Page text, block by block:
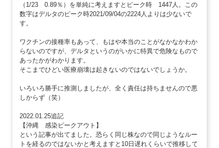
（1/23 0.89％）を単純に考えますとピーク時 1447人。この
数字はデルタのピーク時2021/09/04の2224人よりは少ないで
す。
ワクチンの接種率もあって、もはや本当のことがなかなかわか
らないのですが、デルタというのがいかに特異で危険なもので
あったかがわかります。
そこまでひどい医療崩壊は起きないのではないでしょうか。
いろいろ勝手に推測しましたが、全く責任は持ちませんので悪
しからず（笑）
2022.01.25追記
【沖縄 感染ピークアウト】
という記事が出てました。恐らく同じ株なので同じようなルー
トを経るのではないかと考えますと10日遅れくらいで推移して